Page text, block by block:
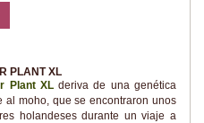
PLANT XL
Plant XLderiva de una genética
al moho, que se encontraron unos
holandeses durante un viaje a